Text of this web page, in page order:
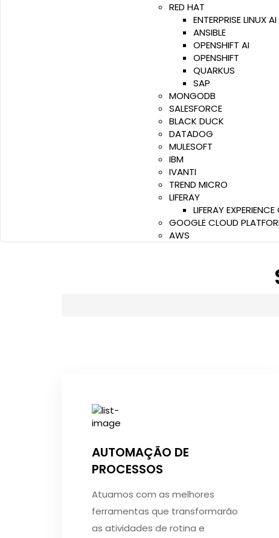
RED HAT
ENTERPRISE LINUX AI
ANSIBLE
OPENSHIFT AI
OPENSHIFT
QUARKUS
SAP
MONGODB
SALESFORCE
BLACK DUCK
DATADOG
MULESOFT
IBM
IVANTI
TREND MICRO
LIFERAY
LIFERAY
GOOGLE CLOUD
AWS
AUTOMAÇÃO DE
PROCESSOS
Atuamos com as melhores
ferramentas que transformarão
as atividades de rotina e